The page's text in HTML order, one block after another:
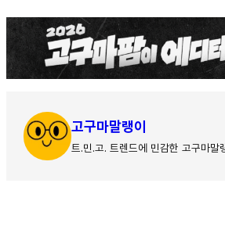
고구마말랭이
트.민.고. 트렌드에 민감한 고구마말